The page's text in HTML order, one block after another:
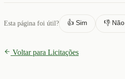
Esta página foi útil? 👍 Sim 👎 Não
Voltar para Licitações